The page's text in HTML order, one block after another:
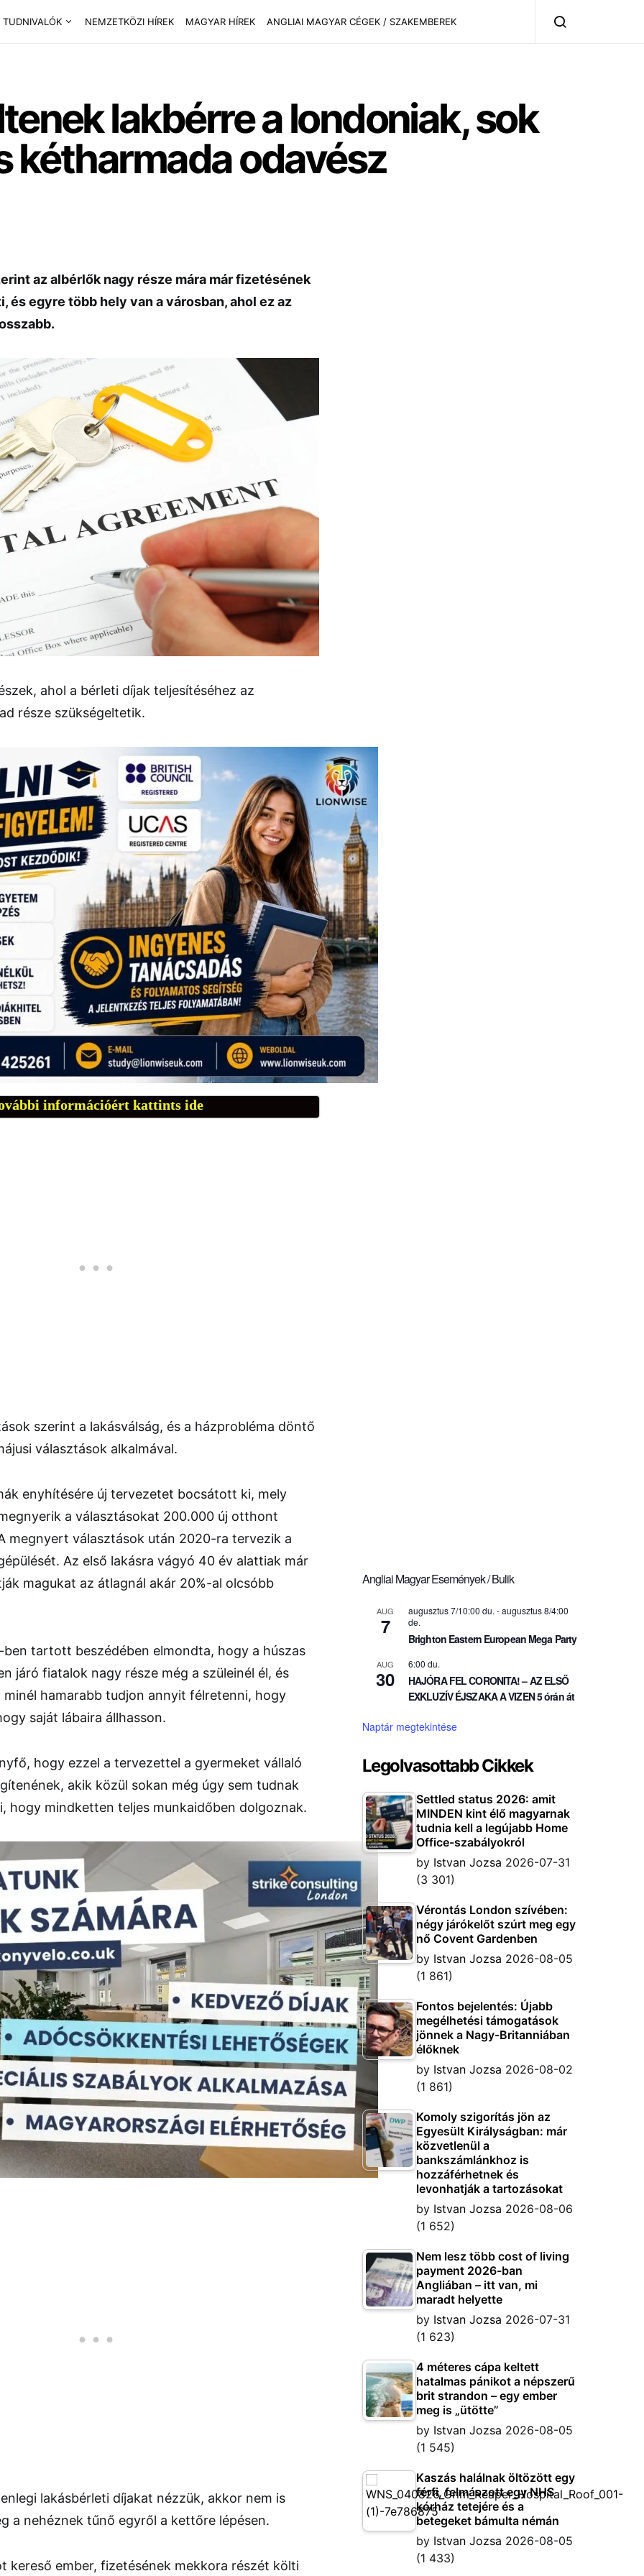
NEMZETKÖZI HÍREK MAGYAR HÍREK ANGLIAI MAGYAR CÉGEK / SZAKEMBEREK
lakbérre a londoniak, sok
kétharmada odavész
az albérlők nagy része mára már fizetésének
és egyre több hely van a városban, ahol ez az
ahol a bérleti díjak teljesítéséhez az
része szükségeltetik.
információért kattints ide
szerint a lakásválság, és a házprobléma döntő
választások alkalmával.
enyhítésére új tervezetet bocsátott ki, mely
a választásokat 200.000 új otthont
megnyert választások után 2020-ra tervezik a
Az első lakásra vágyó 40 év alattiak már
magukat az átlagnál akár 20%-al olcsóbb
tartott beszédében elmondta, hogy a húszas
járó fiatalok nagy része még a szüleinél él, és
hamarabb tudjon annyit félretenni, hogy
saját lábaira állhasson.
hogy ezzel a tervezettel a gyermeket vállaló
akik közül sokan még úgy sem tudnak
hogy mindketten teljes munkaidőben dolgoznak.
lakásbérleti díjakat nézzük, akkor nem is
a nehéznek tűnő egyről a kettőre lépésen.
kereső ember, fizetésének mekkora részét költi
Angliai Magyar Események / Bulik
AUG
7
augusztus 7/10:00 du. -augusztus 8/4:00
de.
Brighton Eastern European Mega Party
AUG
30
6:00 du.
HAJÓRA FEL CORONITA! – AZ ELSŐ
EXKLUZÍV ÉJSZAKA A VIZEN 5 órán át
Naptár megtekintése
Legolvasottabb Cikkek
Settled status 2026: amit
MINDEN kint élő magyarnak
tudnia kell a legújabb Home
Office-szabályokról
by Istvan Jozsa 2026-07-31
(3 301)
Vérontás London szívében:
négy járókelőt szúrt meg egy
nő Covent Gardenben
by Istvan Jozsa 2026-08-05
(1 861)
Fontos bejelentés: Újabb
megélhetési támogatások
jönnek a Nagy-Britanniában
élőknek
by Istvan Jozsa 2026-08-02
(1 861)
Komoly szigorítás jön az
Egyesült Királyságban: már
közvetlenül a
bankszámlánkhoz is
hozzáférhetnek és
levonhatják a tartozásokat
by Istvan Jozsa 2026-08-06
(1 652)
Nem lesz több cost of living
payment 2026-ban
Angliában – itt van, mi
maradt helyette
by Istvan Jozsa 2026-07-31
(1 623)
4 méteres cápa keltett
hatalmas pánikot a népszerű
brit strandon – egy ember
meg is „ütötte”
by Istvan Jozsa 2026-08-05
(1 545)
Kaszás halálnak öltözött egy
férfi, felmászott egy NHS
kórház tetejére és a
betegeket bámulta némán
by Istvan Jozsa 2026-08-05
(1 433)